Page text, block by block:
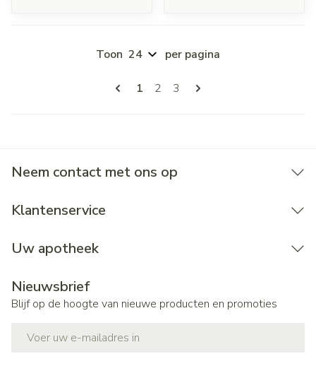
Pagina's
U lees momenteel pagina
1 Pagina
2 Pagina
3
Toon per pagina
Neem contact met ons op
Klantenservice
Uw apotheek
Nieuwsbrief
Blijf op de hoogte van nieuwe producten en promoties